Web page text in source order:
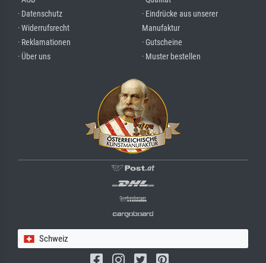
· Datenschutz
· Widerrufsrecht
· Reklamationen
· Über uns
· Eindrücke aus unserer
Manufaktur
· Gutscheine
· Muster bestellen
Schweiz